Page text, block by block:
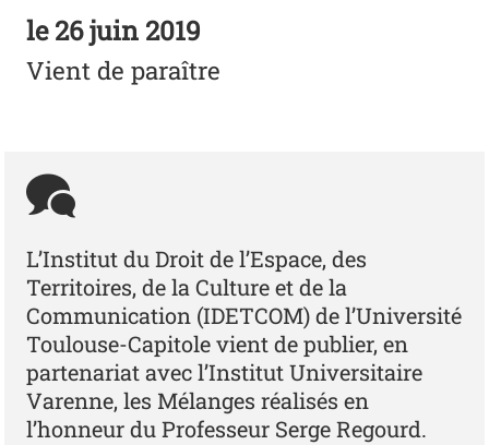
le26 juin 2019
Vient de paraître
L’Institut du Droit de l’Espace, des
Territoires, de la Culture et de la
Communication (IDETCOM) de l’Université
Toulouse-Capitole vient de publier, en
partenariat avec l’Institut Universitaire
Varenne, les Mélanges réalisés en
l’honneur du Professeur Serge Regourd.